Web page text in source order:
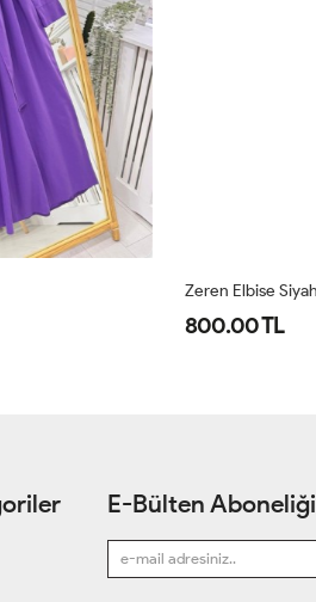
Zeren Elbise Siyah
800.00 TL
E-Bülten Aboneliği